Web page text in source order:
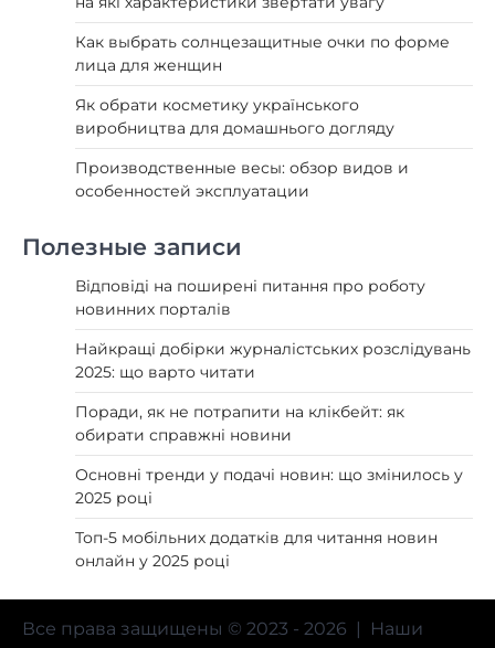
Как выбрать солнцезащитные очки по форме
лица для женщин
Як обрати косметику українського
виробництва для домашнього догляду
Производственные весы: обзор видов и
особенностей эксплуатации
Полезные записи
Відповіді на поширені питання про роботу
новинних порталів
Найкращі добірки журналістських розслідувань
2025: що варто читати
Поради, як не потрапити на клікбейт: як
обирати справжні новини
Основні тренди у подачі новин: що змінилось у
2025 році
Топ-5 мобільних додатків для читання новин
онлайн у 2025 році
Все права защищены © 2023 - 2026 | Наши